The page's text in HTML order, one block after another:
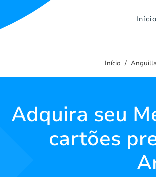
Início
Início
Adquira seu
cartões